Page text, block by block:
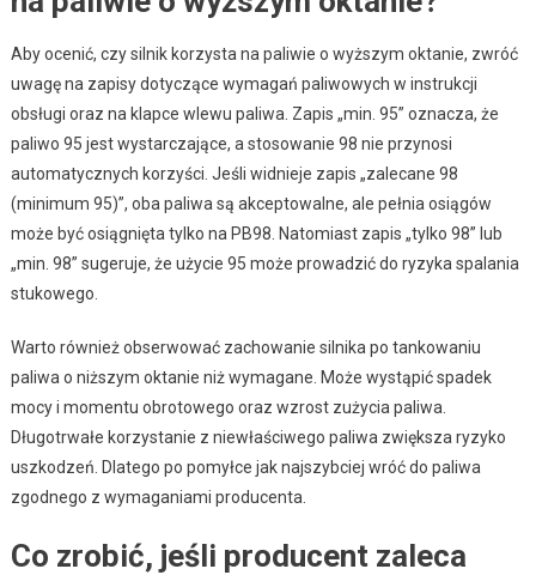
Aby ocenić, czy silnik korzysta na paliwie o wyższym oktanie, zwróć
uwagę na zapisy dotyczące wymagań paliwowych w instrukcji
obsługi oraz na klapce wlewu paliwa. Zapis „min. 95” oznacza, że
paliwo 95 jest wystarczające, a stosowanie 98 nie przynosi
automatycznych korzyści. Jeśli widnieje zapis „zalecane 98
(minimum 95)”, oba paliwa są akceptowalne, ale pełnia osiągów
może być osiągnięta tylko na PB98. Natomiast zapis „tylko 98” lub
„min. 98” sugeruje, że użycie 95 może prowadzić do ryzyka spalania
stukowego.
Warto również obserwować zachowanie silnika po tankowaniu
paliwa o niższym oktanie niż wymagane. Może wystąpić spadek
mocy i momentu obrotowego oraz wzrost zużycia paliwa.
Długotrwałe korzystanie z niewłaściwego paliwa zwiększa ryzyko
uszkodzeń. Dlatego po pomyłce jak najszybciej wróć do paliwa
zgodnego z wymaganiami producenta.
Co zrobić, jeśli producent zaleca